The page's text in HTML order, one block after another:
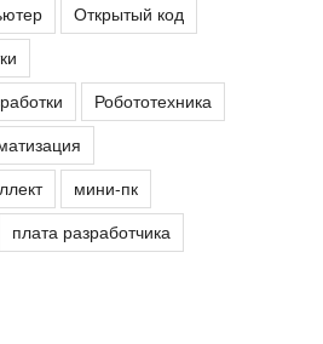
Открытый код
Робототехника
мини-пк
плата разработчика